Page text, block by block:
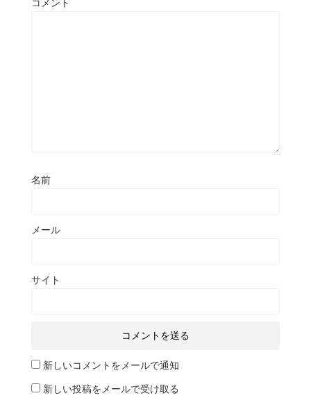
コメント
名前
メール
サイト
新しいコメントをメールで通知
新しい投稿をメールで受け取る